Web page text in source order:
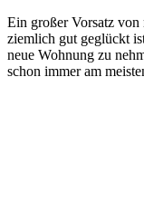
Ein großer Vorsatz
ziemlich gut geglückt
neue Wohnung zu
schon immer am